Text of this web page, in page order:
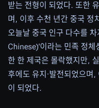
받는 전형이 되었다. 또한
며, 이후 수천 년간 중국 정
오늘날 중국 인구 다수를
Chinese)’이라는 민족 정
한 한 제국은 몰락했지만,
후에도 유지·발전되었으며
이 되었다.